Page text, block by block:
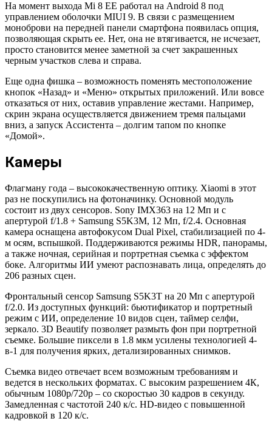
На момент выхода Mi 8 EE работал на Android 8 под
управлением оболочки MIUI 9. В связи с размещением
моноброви на передней панели смартфона появилась опция,
позволяющая скрыть ее. Нет, она не втягивается, не исчезает,
просто становится менее заметной за счет закрашенных
черным участков слева и справа.
Еще одна фишка – возможность поменять местоположение
кнопок «Назад» и «Меню» открытых приложений. Или вовсе
отказаться от них, оставив управление жестами. Например,
скрин экрана осуществляется движением тремя пальцами
вниз, а запуск Ассистента – долгим тапом по кнопке
«Домой».
Камеры
Флагману года – высококачественную оптику. Xiaomi в этот
раз не поскупились на фотоначинку. Основной модуль
состоит из двух сенсоров. Sony IMX363 на 12 Мп и с
апертурой f/1.8 + Samsung S5K3M, 12 Мп, f/2.4. Основная
камера оснащена автофокусом Dual Pixel, стабилизацией по 4-
м осям, вспышкой. Поддерживаются режимы HDR, панорамы,
а также ночная, серийная и портретная съемка с эффектом
боке. Алгоритмы ИИ умеют распознавать лица, определять до
206 разных сцен.
Фронтальный сенсор Samsung S5K3T на 20 Мп с апертурой
f/2.0. Из доступных функций: бьютификатор и портретный
режим с ИИ, определение 10 видов сцен, таймер селфи,
зеркало. 3D Beautify позволяет размыть фон при портретной
съемке. Большие пиксели в 1.8 мкм усилены технологией 4-
в-1 для получения ярких, детализированных снимков.
Съемка видео отвечает всем возможным требованиям и
ведется в нескольких форматах. С высоким разрешением 4К,
обычным 1080р/720р – со скоростью 30 кадров в секунду.
Замедленная с частотой 240 к/с. HD-видео с повышенной
кадровкой в 120 к/с.